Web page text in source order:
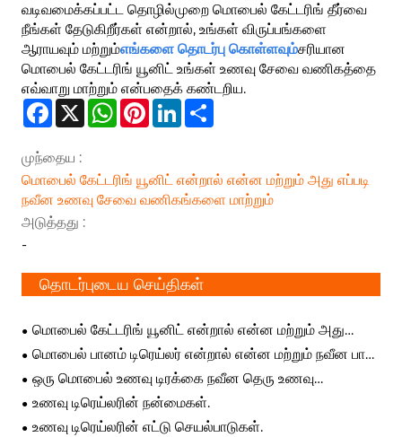
வடிவமைக்கப்பட்ட தொழில்முறை மொபைல் கேட்டரிங் தீர்வை
நீங்கள் தேடுகிறீர்கள் என்றால், உங்கள் விருப்பங்களை
ஆராயவும் மற்றும்எங்களை தொடர்பு கொள்ளவும்சரியான
மொபைல் கேட்டரிங் யூனிட் உங்கள் உணவு சேவை வணிகத்தை
எவ்வாறு மாற்றும் என்பதைக் கண்டறிய.
Facebook
X WhatsApp
Pinterest
LinkedIn
முந்தைய :
மொபைல் கேட்டரிங் யூனிட் என்றால் என்ன மற்றும் அது எப்படி
நவீன உணவு சேவை வணிகங்களை மாற்றும்
அடுத்தது :
-
தொடர்புடைய செய்திகள்
மொபைல் கேட்டரிங் யூனிட் என்றால் என்ன மற்றும் அது
எப்படி நவீன உணவு சேவை வணிகங்களை மாற்றும்
மொபைல் பானம் டிரெய்லர் என்றால் என்ன மற்றும் நவீன பான
வணிகங்களுக்கான சிறந்த முதலீடு ஏன்
ஒரு மொபைல் உணவு டிரக்கை நவீன தெரு உணவு
தொழில்முனைவோர்களுக்கான சிறந்த முதலீடாக மாற்றுவது
எதுஉணவு டிரெய்லரின் நன்மைகள்.
உணவு டிரெய்லரின் எட்டு செயல்பாடுகள்.